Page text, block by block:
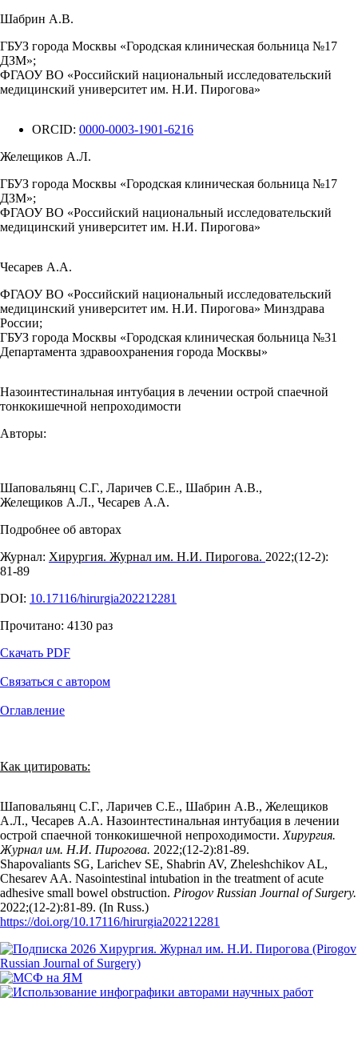
Шабрин А.В.
ГБУЗ города Москвы «Городская клиническая больница №17
ДЗМ»;
ФГАОУ ВО «Российский национальный исследовательский
медицинский университет им. Н.И. Пирогова»
ORCID: 0000-0003-1901-6216
Желещиков А.Л.
ГБУЗ города Москвы «Городская клиническая больница №17
ДЗМ»;
ФГАОУ ВО «Российский национальный исследовательский
медицинский университет им. Н.И. Пирогова»
Чесарев А.А.
ФГАОУ ВО «Российский национальный исследовательский
медицинский университет им. Н.И. Пирогова» Минздрава
России;
ГБУЗ города Москвы «Городская клиническая больница №31
Департамента здравоохранения города Москвы»
Назоинтестинальная интубация в лечении острой спаечной
тонкокишечной непроходимости
Авторы:
Шаповальянц С.Г., Ларичев С.Е., Шабрин А.В.,
Желещиков А.Л., Чесарев А.А.
Подробнее об авторах
Журнал: Хирургия. Журнал им. Н.И. Пирогова. 2022;(12‑2):
81‑89
DOI: 10.17116/hirurgia202212281
Прочитано: 4130 раз
Скачать PDF
Связаться с автором
Оглавление
Как цитировать:
Шаповальянц С.Г., Ларичев С.Е., Шабрин А.В., Желещиков
А.Л., Чесарев А.А. Назоинтестинальная интубация в лечении
острой спаечной тонкокишечной непроходимости. Хирургия.
Журнал им. Н.И. Пирогова. 2022;(12‑2):81‑89.
Shapovaliants SG, Larichev SE, Shabrin AV, Zheleshchikov AL,
Chesarev AA. Nasointestinal intubation in the treatment of acute
adhesive small bowel obstruction. Pirogov Russian Journal of Surgery.
2022;(12‑2):81‑89. (In Russ.)
https://doi.org/10.17116/hirurgia202212281